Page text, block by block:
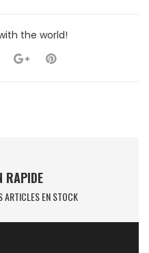
the world!
RAPIDE
ARTICLES EN STOCK